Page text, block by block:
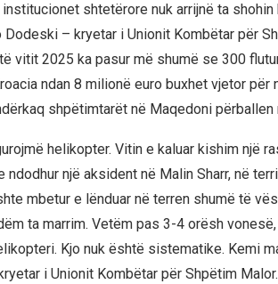
shtetërore nuk arrijnë ta
Dodeski – kryetar i Unionit Kombëtar për
vitit 2025 ka pasur më shumë se 300
ndan 8 milionë euro buxhet vjetor për
shpëtimtarët në Maqedoni përballen
helikopter. Vitin e kaluar kishim një
një aksident në Malin Sharr, në
mbetur e lënduar në terren shumë të
ta marrim. Vetëm pas 3-4 orësh
Kjo nuk është sistematike. Kemi
i Unionit Kombëtar për Shpëtim Malor.